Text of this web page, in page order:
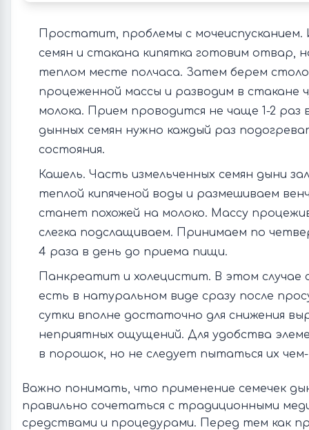
Простатит, проблемы с мочеиспусканием.
семян и стакана кипятка готовим отвар,
теплом месте полчаса. Затем берем
процеженной массы и разводим в стакане
молока. Прием проводится не чаще 1-2 раз
дынных семян нужно каждый раз
состояния.
Кашель. Часть измельченных семян дыни
теплой кипяченой воды и размешиваем
станет похожей на молоко. Массу
слегка подслащиваем. Принимаем по
4 раза в день до приема пищи.
Панкреатит и холецистит. В этом случае
есть в натуральном виде сразу после
сутки вполне достаточно для снижения
неприятных ощущений. Для удобства
в порошок, но не следует пытаться их
Важно понимать, что применение семечек
правильно сочетаться с традиционными
средствами и процедурами. Перед тем как